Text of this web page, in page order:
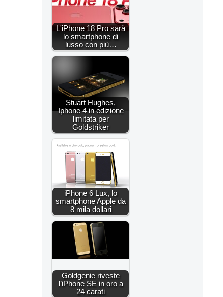
L'iPhone 18 Pro sarà
lo smartphone di
lusso con più…
Stuart Hughes,
Iphone 4 in edizione
limitata per
Goldstriker
iPhone 6 Lux, lo
smartphone Apple da
8 mila dollari
Goldgenie riveste
l’iPhone SE in oro a
24 carati